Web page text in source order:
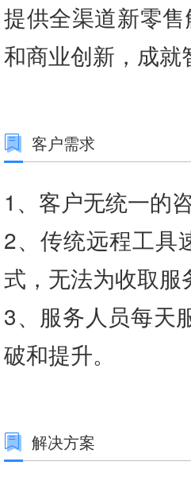
提供全渠道新零
和商业创新，成
客户需求
1、客户无统一的
2、传统远程工具
式，无法为收取
3、服务人员每天
破和提升。
解决方案